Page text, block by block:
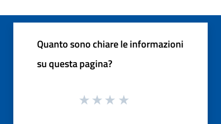
Quanto sono chiare le informazioni
su questa pagina?